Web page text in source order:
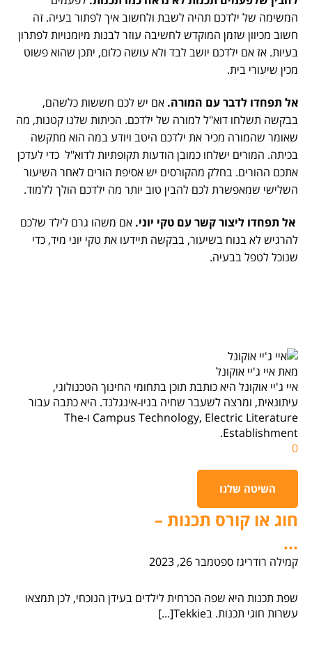
המשימה של ילדכם תהיה לשבת ולחשוב איך לפתור בעיה. זה
חשוב מכיוון שזמן המוקדש לחשיבה עוזר לבנות מיומנויות לפתרון
בעיות. אז אם ילדכם יושב לבד ולא עושה כלום, יתכן שהוא פשוט
מכין שיעורי בית.
אל תפחדו לדבר עם המורה. אם יש לכם חששות כלשהם,
בבקשה תשלחו דוא"ל למורה של ילדכם. הכיתות שלנו קטנות, מה
שאומר שהמורה מכיר את ילדכם היטב ויודע במה הוא מתקשה
בכיתה. המורים ישלחו כמובן הודעות תקופתיות לדוא"ל כדי לעדכן
אתכם ההורים. בחלק מהקורסים יש אסיפת הורים לאחר השיעור
השלישי שמאפשרת לכם להבין טוב יותר מה ילדכם הולך ללמוד.
אל תפחדו ליצור קשר עם טקי יוני. אם משהו גרם לילד שלכם
להרגיש לא בנוח בשיעור, בבקשה תיידעו את טקי יוני מיד, כדי
שנוכל לטפל בבעיה.
מאת איי ג'יי אוקונל
איי ג'יי אוקונל היא כותבת תוכן בתחומי החינוך הטכנולוגי,
עיתונאית, ומרצה לשעבר שחיה בניו-אינגלנד. היא כתבה עבור
Campus Technology, Electric Literature ו-The
Establishment.
0
השיטה שלנו
חוג או קורס תכנות –
...
קמילה רודריגזספטמבר 26, 2023
שפת תכנות היא שפה הכרחית לילדים בעידן הנוכחי, לכן תמצאו
עשרות חוגי תכנות. בTekkie[...]